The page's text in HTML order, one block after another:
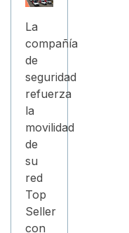
La
compañía
de
seguridad
refuerza
la
movilidad
de
su
red
Top
Seller
con